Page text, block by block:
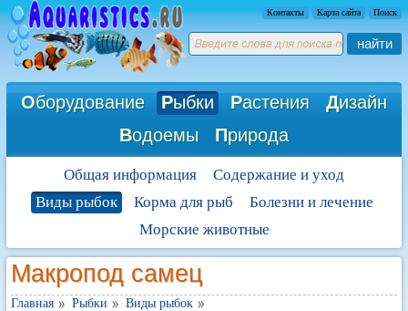
Контакты Карта сайта Поиск
найти
Оборудование Рыбки Растения Дизайн
Водоемы Природа
Общая информация
Содержание и уход
Виды рыбок
Корма для рыб
Болезни и лечение
Морские животные
Макропод самец
Главная Рыбки
Виды рыбок